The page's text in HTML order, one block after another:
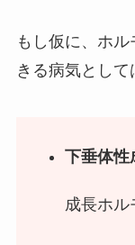
もし仮に、ホ
きる病気として
下垂体性
成長ホル